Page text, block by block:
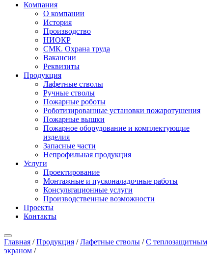
Компания
О компании
История
Производство
НИОКР
СМК. Охрана труда
Вакансии
Реквизиты
Продукция
Лафетные стволы
Ручные стволы
Пожарные роботы
Роботизированные установки пожаротушения
Пожарные вышки
Пожарное оборудование и комплектующие
изделия
Запасные части
Непрофильная продукция
Услуги
Проектирование
Монтажные и пусконаладочные работы
Консультационные услуги
Производственные возможности
Проекты
Контакты
Главная /Продукция /Лафетные стволы /С теплозащитным
экраном /